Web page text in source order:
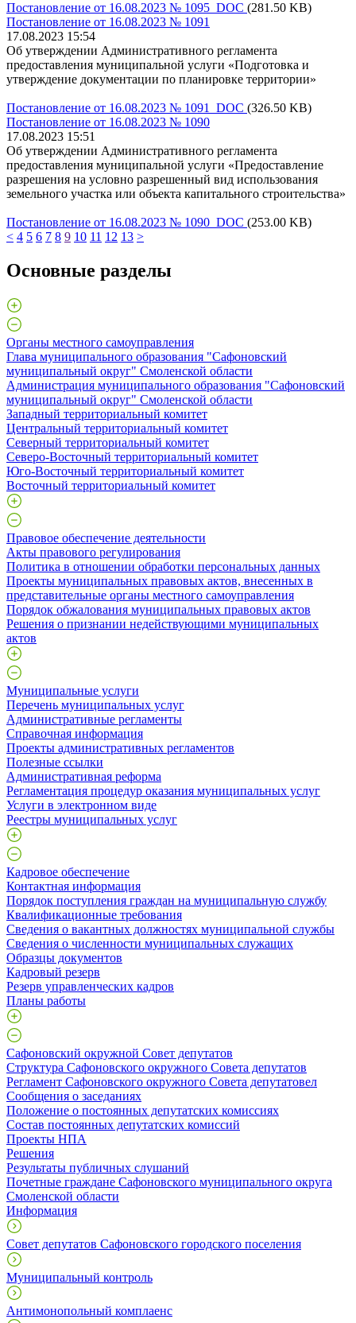
Постановление от 16.08.2023 № 1095 DOC (281.50 KB)
Постановление от 16.08.2023 № 1091
17.08.2023 15:54
Об утверждении Административного регламента
предоставления муниципальной услуги «Подготовка и
утверждение документации по планировке территории»
Постановление от 16.08.2023 № 1091 DOC (326.50 KB)
Постановление от 16.08.2023 № 1090
17.08.2023 15:51
Об утверждении Административного регламента
предоставления муниципальной услуги «Предоставление
разрешения на условно разрешенный вид использования
земельного участка или объекта капитального строительства»
Постановление от 16.08.2023 № 1090 DOC (253.00 KB)
< 4 5 6 7 8 9 10 11 12 13 >
Основные разделы
Органы местного самоуправления
Глава муниципального образования "Сафоновский
муниципальный округ" Смоленской области
Администрация муниципального образования "Сафоновский
муниципальный округ" Смоленской области
Западный территориальный комитет
Центральный территориальный комитет
Северный территориальный комитет
Северо-Восточный территориальный комитет
Юго-Восточный территориальный комитет
Восточный территориальный комитет
Правовое обеспечение деятельности
Акты правового регулирования
Политика в отношении обработки персональных данных
Проекты муниципальных правовых актов, внесенных в
представительные органы местного самоуправления
Порядок обжалования муниципальных правовых актов
Решения о признании недействующими муниципальных
актов
Муниципальные услуги
Перечень муниципальных услуг
Административные регламенты
Справочная информация
Проекты административных регламентов
Полезные ссылки
Административная реформа
Регламентация процедур оказания муниципальных услуг
Услуги в электронном виде
Реестры муниципальных услуг
Кадровое обеспечение
Контактная информация
Порядок поступления граждан на муниципальную службу
Квалификационные требования
Сведения о вакантных должностях муниципальной службы
Сведения о численности муниципальных служащих
Образцы документов
Кадровый резерв
Резерв управленческих кадров
Планы работы
Сафоновский окружной Совет депутатов
Структура Сафоновского окружного Совета депутатов
Регламент Сафоновского окружного Совета депутатовел
Сообщения о заседаниях
Положение о постоянных депутатских комиссиях
Состав постоянных депутатских комиссий
Проекты НПА
Решения
Результаты публичных слушаний
Почетные граждане Сафоновского муниципального округа
Смоленской области
Информация
Совет депутатов Сафоновского городского поселения
Муниципальный контроль
Антимонопольный комплаенс